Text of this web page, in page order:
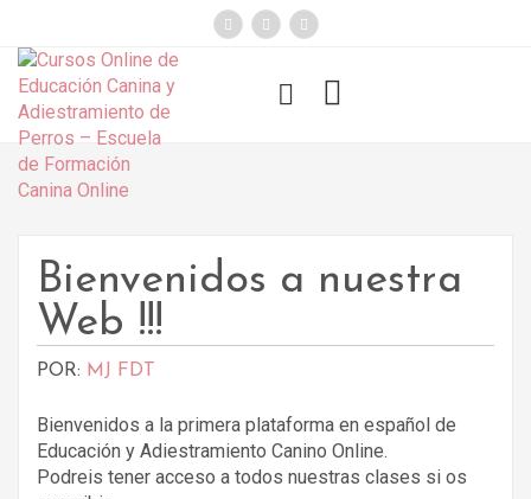
Funny Dogs
Bienvenidos a nuestra
Web !!!
POR: MJ FDT
Bienvenidos a la primera plataforma en español de
Educación y Adiestramiento Canino Online.
Podreis tener acceso a todos nuestras clases si os